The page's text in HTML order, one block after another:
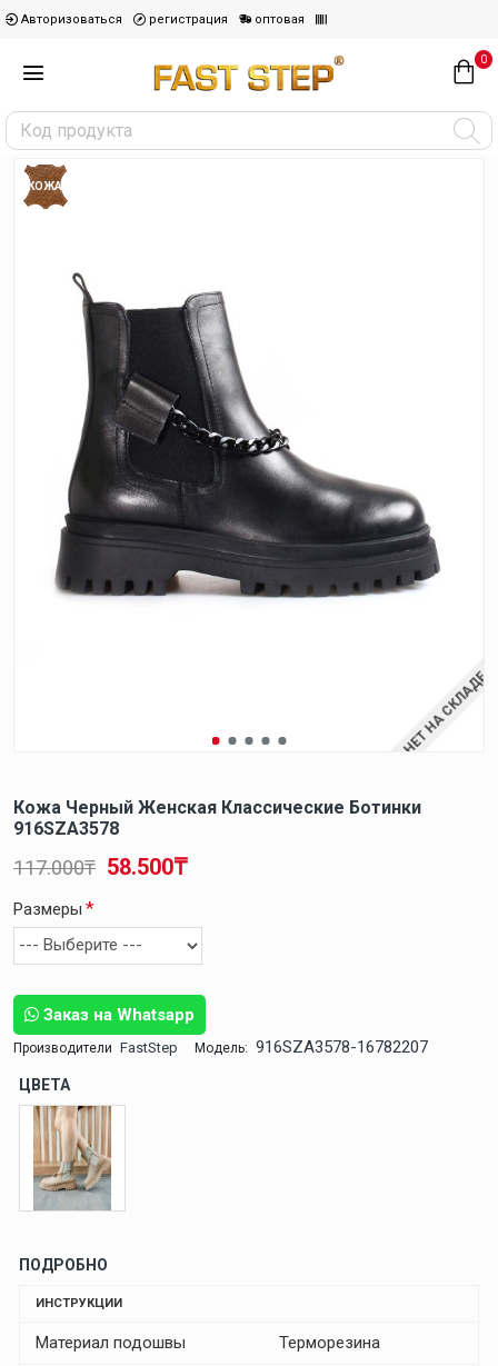
Авторизоваться регистрация оптовая
0
НЕТ НА СКЛАДЕ
КОЖА
Кожа Черный Женская Классические Ботинки
916SZA3578
Заказ на Whatsapp
Производители FastStep Модель: 916SZA3578-16782207
58.500₸
117.000₸
Размеры
ЦВЕТА
ПОДРОБНО
ИНСТРУКЦИИ
Материал подошвы Терморезина